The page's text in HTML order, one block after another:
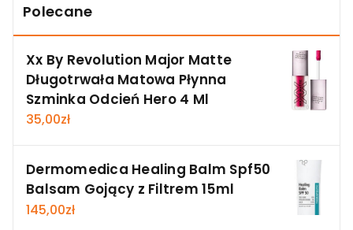
Polecane
Xx By Revolution Major Matte
Długotrwała Matowa Płynna
Szminka Odcień Hero 4 Ml
35,00zł
Dermomedica Healing Balm Spf50
Balsam Gojący z Filtrem 15ml
145,00zł